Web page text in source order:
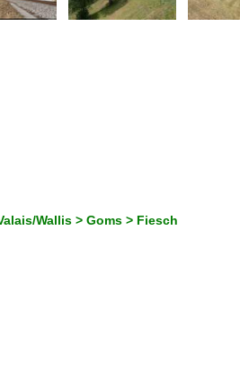
Wallis > Goms > Fiesch